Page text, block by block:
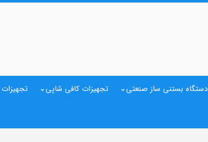
دستگاه بستنی ساز صنعتی تجهیزات کافی شاپی تجهیزات